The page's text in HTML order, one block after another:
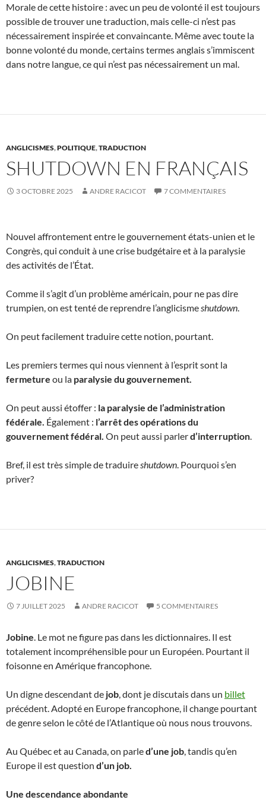
Morale de cette histoire : avec un peu de volonté il est toujours
possible de trouver une traduction, mais celle-ci n’est pas
nécessairement inspirée et convaincante. Même avec toute la
bonne volonté du monde, certains termes anglais s’immiscent
dans notre langue, ce qui n’est pas nécessairement un mal.
ANGLICISMES,POLITIQUE,TRADUCTION
SHUTDOWN EN FRANÇAIS
3 OCTOBRE 2025 ANDRE RACICOT 7 COMMENTAIRES
Nouvel affrontement entre le gouvernement états-unien et le
Congrès, qui conduit à une crise budgétaire et à la paralysie
des activités de l’État.
Comme il s’agit d’un problème américain, pour ne pas dire
trumpien, on est tenté de reprendre l’anglicisme shutdown
On peut facilement traduire cette notion, pourtant.
Les premiers termes qui nous viennent à l’esprit sont la
fermeture ou la paralysie du gouvernement.
On peut aussi étoffer : la paralysie de l’administration
fédérale. Également : l’arrêt des opérations du
gouvernement fédéral. On peut aussi parlerd’interruption
Bref, il est très simple de traduire shutdown . Pourquoi s’en
priver?
ANGLICISMES,TRADUCTION
JOBINE
7 JUILLET 2025 ANDRE RACICOT 5 COMMENTAIRES
Jobine . Le mot ne figure pas dans les dictionnaires. Il est
totalement incompréhensible pour un Européen. Pourtant il
foisonne en Amérique francophone.
Un digne descendant de job , dont je discutais dans un billet
précédent. Adopté en Europe francophone, il change pourtant
de genre selon le côté de l’Atlantique où nous nous trouvons.
Au Québec et au Canada, on parled’une job , tandis qu’en
Europe il est question d’un job.
Une descendance abondante